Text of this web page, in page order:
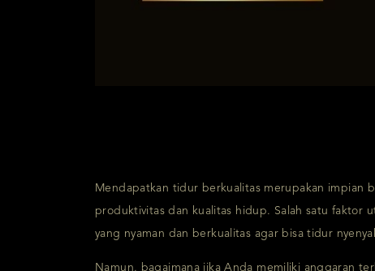
Mendapatkan tidur berkualitas merupakan impian
produktivitas dan kualitas hidup. Salah satu faktor
yang nyaman dan berkualitas agar bisa tidur
Namun, bagaimana jika Anda memiliki anggaran